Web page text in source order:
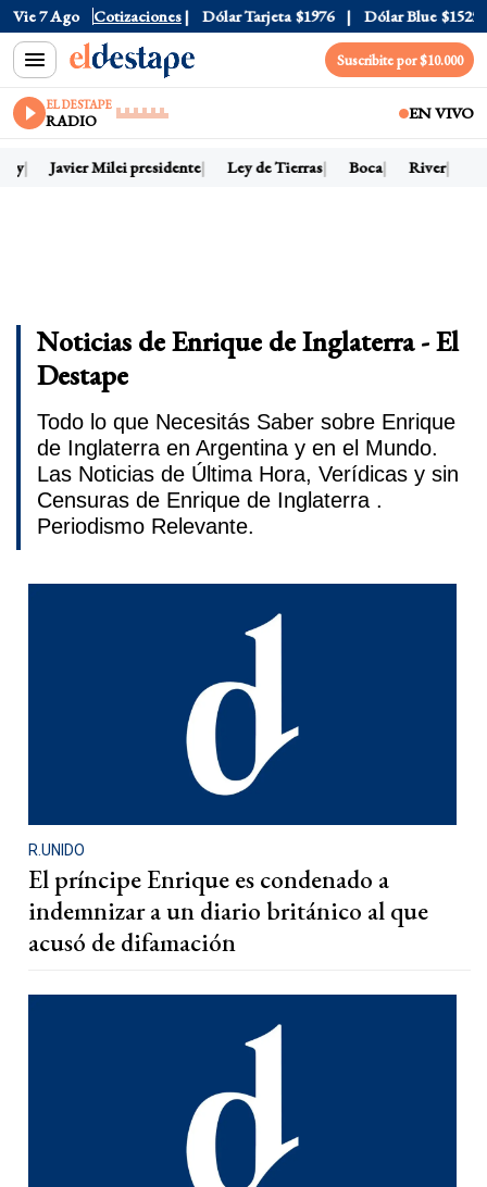
Vie 7 Ago Cotizaciones
Dólar Oficial $1520 Dólar Tarjeta $1976 Dólar Blue $1525
Suscribite por $10.000
EL DESTAPE
RADIO EN VIVO
Javier Milei presidente Ley de Tierras Boca River
Noticias de Enrique de Inglaterra - El
Destape
Todo lo que Necesitás Saber sobre Enrique
de Inglaterra en Argentina y en el Mundo.
Las Noticias de Última Hora, Verídicas y sin
Censuras de Enrique de Inglaterra .
Periodismo Relevante.
R.UNIDO
El príncipe Enrique es condenado a
indemnizar a un diario británico al que
acusó de difamación